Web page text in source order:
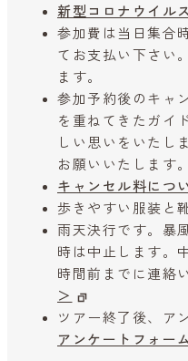
新型コロナウイル
参加費は当日集合
てお支払い下さい
ます。
参加予約後のキャ
を重ねてきたガイ
しい思いをいたし
お願いいたします。
キャンセル料につ
歩きやすい服装と
雨天決行です。暴
時は中止します。
時間前までに連絡
＞
ツアー終了後、ア
アンケートフォー